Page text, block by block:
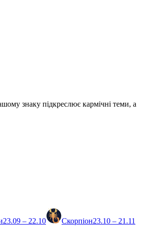
знаку підкреслює карміч­ні теми, а
23.09 – 22.10 Скорпіон23.10 – 21.11